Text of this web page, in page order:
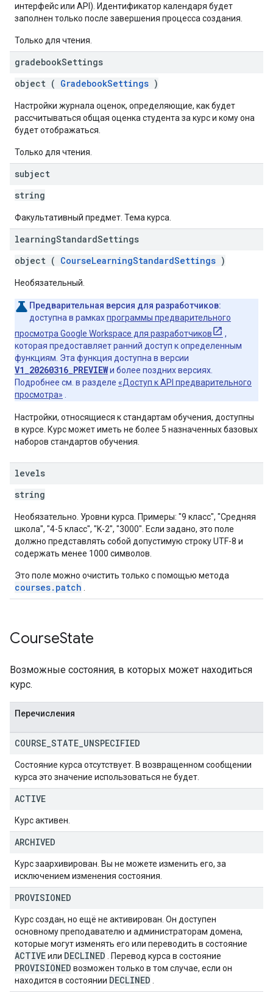
интерфейс или API). Идентификатор календаря будет
заполнен только после завершения процесса создания.
Только для чтения.
gradebookSettings
object ( GradebookSettings )
Настройки журнала оценок, определяющие, как будет
рассчитываться общая оценка студента за курс и кому она
будет отображаться.
Только для чтения.
subject
string
Факультативный предмет. Тема курса.
learningStandardSettings
object ( CourseLearningStandardSettings )
Необязательный.
Предварительная версия для разработчиков:
доступна в рамкахпрограммы предварительного
просмотра Google Workspace для разработчиков
,
которая предоставляет ранний доступ к определенным
функциям. Эта функция доступна в версии
V1_20260316_PREVIEWи более поздних версиях.
Подробнее см. в разделе «Доступ к API предварительного
просмотра»
Настройки, относящиеся к стандартам обучения, доступны
в курсе. Курс может иметь не более 5 назначенных базовых
наборов стандартов обучения.
levels
string
Необязательно. Уровни курса. Примеры: "9 класс", "Средняя
школа", "4-5 класс", "K-2", "3000". Если задано, это поле
должно представлять собой допустимую строку UTF-8 и
содержать менее 1000 символов.
Это поле можно очистить только с помощью метода
courses.patch
CourseState
Возможные состояния, в которых может находиться
курс.
Перечисления
COURSE STATE UNSPECIFIED
Состояние курса отсутствует. В возвращенном сообщении
курса это значение использоваться не будет.
ACTIVE
Курс активен.
ARCHIVED
Курс заархивирован. Вы не можете изменить его, за
исключением изменения состояния.
PROVISIONED
Курс создан, но ещё не активирован. Он доступен
основному преподавателю и администраторам домена,
которые могут изменять его или переводить в состояние
ACTIVEили DECLINED . Перевод курса в состояние
PROVISIONED возможен только в том случае, если он
находится в состоянии DECLINED